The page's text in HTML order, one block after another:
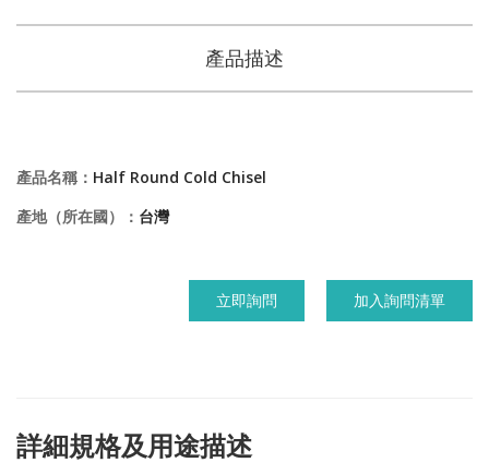
產品描述
產品名稱： Half Round Cold Chisel
產地（所在國）： 台灣
立即詢問 加入詢問清單
詳細規格及用途描述